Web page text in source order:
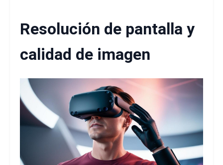
Resolución de pantalla y
calidad de imagen